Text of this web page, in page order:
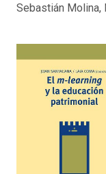
Sebastián Molina,